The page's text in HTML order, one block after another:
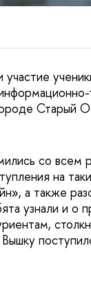
участие
Старый
со всем
на
а также
узнали и о